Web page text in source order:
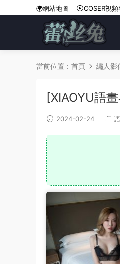
🌍網站地圖 COSER視頻
當前位置： 首頁 繡人影
[XIAOYU語
2024-02-24